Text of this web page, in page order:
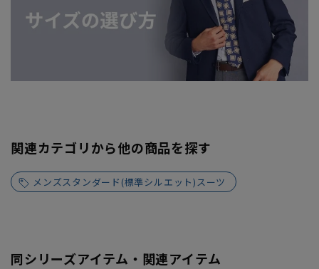
関連カテゴリから他の商品を探す
メンズスタンダード(標準シルエット)スーツ
同シリーズアイテム・関連アイテム